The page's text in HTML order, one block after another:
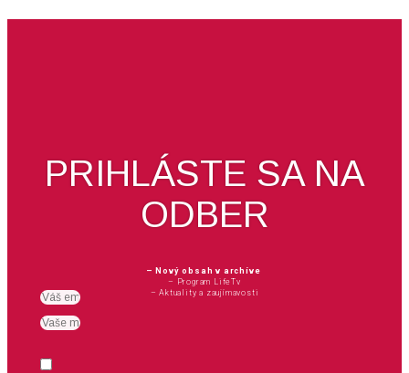
PRIHLÁSTE SA NA
ODBER
– Nový obsah v archíve
– Program LifeTv
– Aktuality a zaujímavosti